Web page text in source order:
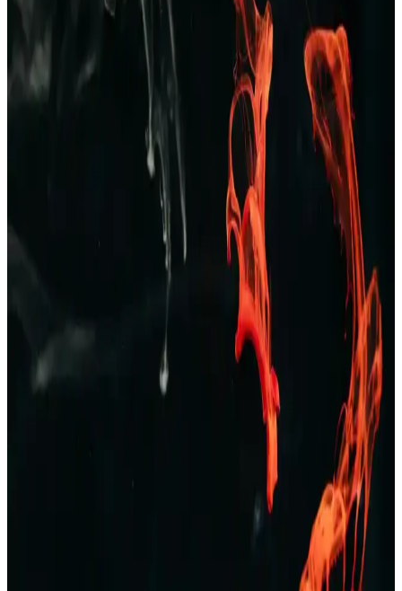
Erkekler İçin Kareli Pijama Seçenekleri: Rahat ve
Şık Ev Giyim Tarzları
Kareli pijamalar, erkekler arasında popüler olup, rahatlık ve şıklığı
bir arada sunar. Farklı modeller ve kumaş seçenekleriyle ev
giyiminde ideal tercihlerin başında gelir.
Erkekler İçin Zara Pantolon ve Kot Seçenekleri:
Tarzınızı Yansıtan Şık ve Konforlu Koleksiyonlar
Zara’nın geniş erkek pantolon ve kot koleksiyonlarıyla şıklık ve
konforu bir arada yakalayın. Günlük ve resmi tarzlara uygun
modellerle kendinizi ifade edin.
TAMPAP Erkek Baskılı Kısa Kollu Pijama Takımı
TAMPAP erkek baskılı kısa kollu pijama takımı, hafif, nefes alabilir
pamuklu kumaşı ve şık tasarımıyla yaz aylarına uygun konfor sağlar.
Erkek Bej Rengi Ceketler: Çok Yönlü ve Şık Giyim
Seçenekleri Rehberi
Bej rengi erkek ceketler, çok yönlülüğü ve şıklığıyla her sezon ve
ortamda tercih edilir. Farklı modeller ve kombinasyon önerileriyle
Erkek Kot Şort Modası 2023: Yaz Aylarında Şık ve
Yaz aylarında rahat ve şık kalmak isteyen erkekler için kot şortlar,
farklı kesim ve renk seçenekleriyle ideal tercih. Günlük, spor ve
resmi olmayan ortamlar için uygun modellerle tarzınızı yansıtın.